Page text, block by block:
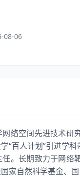
08-06
络空间先进技术
“百人计划”引进学
。长期致力于网
家自然科学基金、